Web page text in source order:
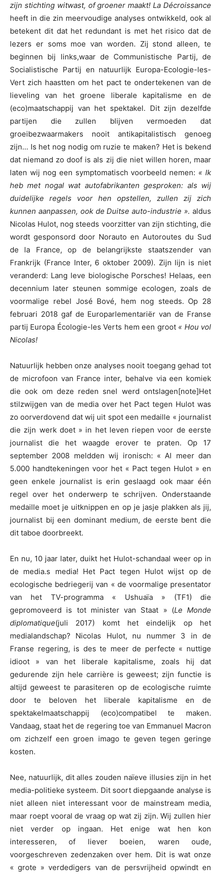
zijn stichting witwast, of groener maakt! La Décroissance
heeft in die zin meervoudige analyses ontwikkeld, ook al
betekent dit dat het redundant is met het risico dat de
lezers er soms moe van worden. Zij stond alleen, te
beginnen bij links,waarde Communistische Partij, de
Socialistische Partij en natuurlijk Europa-Ecologie-les-
Vert zich haastten om het pact te ondertekenen van de
lieveling van het groene liberale kapitalisme en de
(eco)maatschappij van het spektakel. Dit zijn dezelfde
partijen die zullen blijven vermoeden dat
groeibezwaarmakers nooit antikapitalistisch genoeg
zijn… Is het nog nodig om ruzie te maken? Het is bekend
dat niemand zo doof is als zij die niet willen horen, maar
laten wij nog een symptomatisch voorbeeld nemen: « Ik
heb met nogal wat autofabrikanten gesproken: als wij
duidelijke regels voor hen opstellen, zullen zij zich
kunnen aanpassen, ook de Duitse auto-industrie ». aldus
Nicolas Hulot, nog steeds voorzitter van zijn stichting, die
wordt gesponsord door Norauto en Autoroutes du Sud
de la France, op de belangrijkste staatszender van
Frankrijk (France Inter, 6 oktober 2009). Zijn lijn is niet
veranderd: Lang leve biologische Porsches! Helaas, een
decennium later steunen sommige ecologen, zoals de
voormalige rebel José Bové, hem nog steeds. Op 28
februari 2018 gaf de Europarlementariër van de Franse
partij Europa Écologie-les Verts hem een groot « Hou vol
Nicolas!
Natuurlijk hebben onze analyses nooit toegang gehad tot
de microfoon van France inter, behalve via een komiek
die ook om deze reden snel werd ontslagen[note]Het
stilzwijgen van de media over het Pact tegen Hulot was
zo oorverdovend dat wij uit spot een medaille « journalist
die zijn werk doet » in het leven riepen voor de eerste
journalist die het waagde erover te praten. Op 17
september 2008 meldden wij ironisch: « Al meer dan
5.000 handtekeningen voor het « Pact tegen Hulot » en
geen enkele journalist is erin geslaagd ook maar één
regel over het onderwerp te schrijven. Onderstaande
medaille moet je uitknippen en op je jasje plakken als jij,
journalist bij een dominant medium, de eerste bent die
dit taboe doorbreekt.
En nu, 10 jaar later, duikt het Hulot-schandaal weer op in
de media.s media! Het Pact tegen Hulot wijst op de
ecologische bedriegerij van « de voormalige presentator
van het TV-programma « Ushuaïa » (TF1) die
gepromoveerd is tot minister van Staat » (Le Monde
diplomatique(juli 2017) komt het eindelijk op het
medialandschap? Nicolas Hulot, nu nummer 3 in de
Franse regering, is des te meer de perfecte « nuttige
idioot » van het liberale kapitalisme, zoals hij dat
gedurende zijn hele carrière is geweest; zijn functie is
altijd geweest te parasiteren op de ecologische ruimte
door te beloven het liberale kapitalisme en de
spektakelmaatschappij (eco)compatibel te maken.
Vandaag, staat het de regering toe van Emmanuel Macron
om zichzelf een groen imago te geven tegen geringe
kosten.
Nee, natuurlijk, dit alles zouden naïeve illusies zijn in het
media-politieke systeem. Dit soort diepgaande analyse is
niet alleen niet interessant voor de mainstream media,
maar roept vooral de vraag op wat zij zijn. Wij zullen hier
niet verder op ingaan. Het enige wat hen kon
interesseren, of liever boeien, waren oude,
voorgeschreven zedenzaken over hem. Dit is wat onze
« grote » verdedigers van de persvrijheid opwindt en